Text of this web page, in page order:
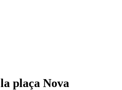
plaça Nova